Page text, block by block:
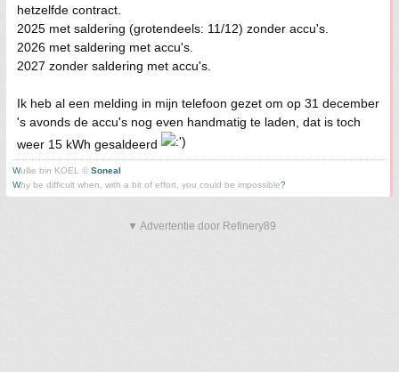
hetzelfde contract.
2025 met saldering (grotendeels: 11/12) zonder accu's.
2026 met saldering met accu's.
2027 zonder saldering met accu's.
Ik heb al een melding in mijn telefoon gezet om op 31 december
's avonds de accu's nog even handmatig te laden, dat is toch
weer 15 kWh gesaldeerd
Wullie bin KOEL © Soneal
Why be difficult when, with a bit of effort, you could be impossible?
▼ Advertentie door Refinery89